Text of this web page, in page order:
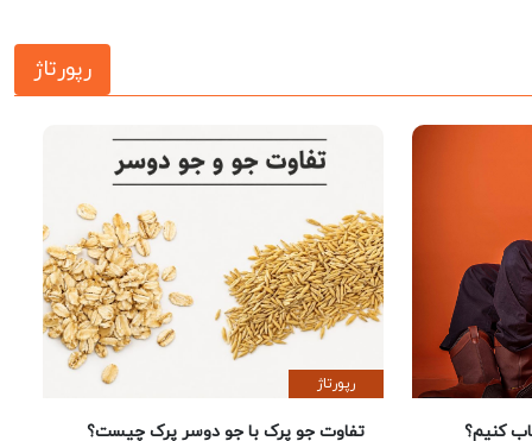
رپورتاژ
کنیم؟
رپورتاژ
تفاوت جو پرک با جو دوسر پرک چیست؟